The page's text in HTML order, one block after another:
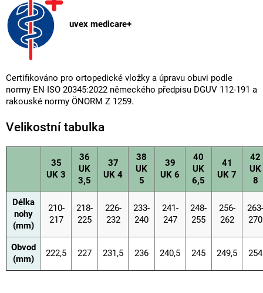
uvex medicare+
Certifikováno pro ortopedické vložky a úpravu obuvi podle
normy EN ISO 20345:2022 německého předpisu DGUV 112-191 a
rakouské normy ÖNORM Z 1259.
Velikostní tabulka
35
UK 3
36
UK
3,5
37
UK 4
38
UK
5
39
UK 6
40
UK
6,5
41
UK 7
42
UK
8
Délka
nohy
(mm)
210-
217
218-
225
226-
232
233-
240
241-
247
248-
255
256-
262
263-
270
Obvod
(mm)
222,5 227 231,5 236 240,5 245 249,5 254